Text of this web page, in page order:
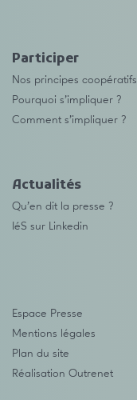
Participer
Nos principes coopératifs
Pourquoi s’impliquer ?
Comment s’impliquer ?
Actualités
Qu’en dit la presse ?
IéS sur Linkedin
Espace Presse
Mentions légales
Plan du site
Réalisation Outrenet